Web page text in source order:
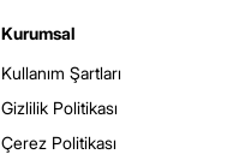
Kurumsal
Kullanım Şartları
Gizlilik Politikası
Çerez Politikası